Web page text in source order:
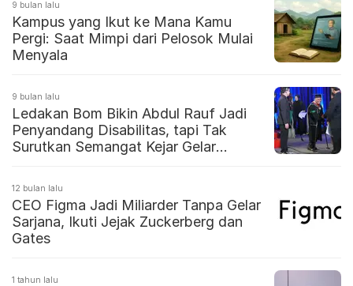
9 bulan lalu
Kampus yang Ikut ke Mana Kamu
Pergi: Saat Mimpi dari Pelosok Mulai
Menyala
9 bulan lalu
Ledakan Bom Bikin Abdul Rauf Jadi
Penyandang Disabilitas, tapi Tak
Surutkan Semangat Kejar Gelar
12 bulan lalu
CEO Figma Jadi Miliarder Tanpa Gelar
Sarjana, Ikuti Jejak Zuckerberg dan
Gates
1 tahun lalu